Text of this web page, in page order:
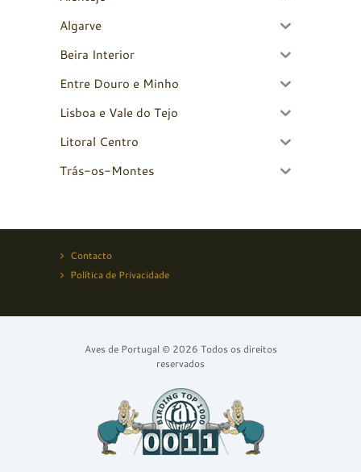
Algarve
Beira Interior
Entre Douro e Minho
Lisboa e Vale do Tejo
Litoral Centro
Trás-os-Montes
Contacto
Política de Privacidade
Aves de Portugal © 2026 Todos os direitos
reservados